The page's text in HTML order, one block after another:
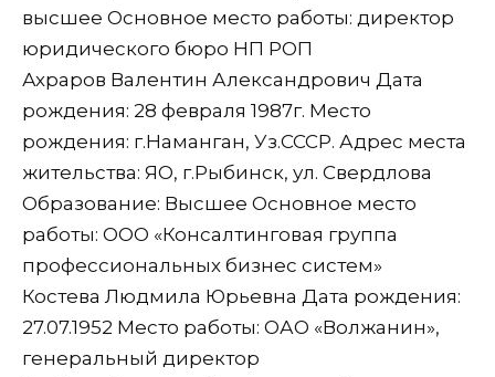
высшее Основное место работы: директор
юридического бюро НП РОП
Ахраров Валентин Александрович Дата
рождения: 28 февраля 1987г. Место
рождения: г.Наманган, Уз.СССР. Адрес места
жительства: ЯО, г.Рыбинск, ул. Свердлова
Образование: Высшее Основное место
работы: ООО «Консалтинговая группа
профессиональных бизнес систем»
Костева Людмила Юрьевна Дата рождения:
27.07.1952 Место работы: ОАО «Волжанин»,
генеральный директор